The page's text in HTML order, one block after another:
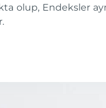
olup, Endeksler